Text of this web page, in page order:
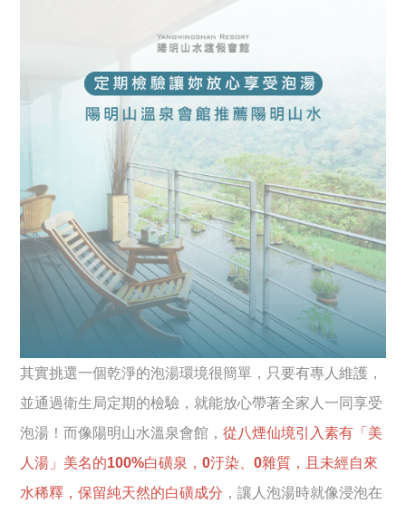
其實挑選一個乾淨的泡湯環境很簡單，只要有專人維護，
並通過衛生局定期的檢驗，就能放心帶著全家人一同享受
泡湯！而像陽明山水溫泉會館，從八煙仙境引入素有「美
人湯」美名的100%白磺泉，0汙染、0雜質，且未經自來
水稀釋，保留純天然的白磺成分 ，讓人泡湯時就像浸泡在